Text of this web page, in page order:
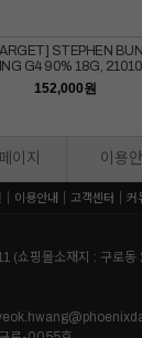
STEPHEN BUN
G4 90% 18G, 21010
3
152,000원
이지 이용
이용안내 고객센터 커
(쇼핑몰소재지 : 구로